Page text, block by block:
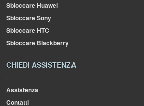
Sbloccare Huawei
Sbloccare Sony
Sbloccare HTC
Sbloccare Blackberry
CHIEDI ASSISTENZA
Assistenza
Contatti